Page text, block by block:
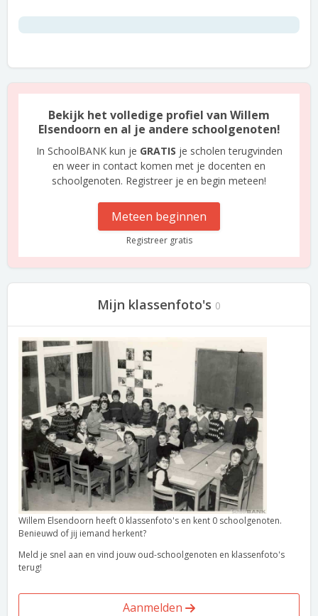
Bekijk het volledige profiel van Willem
Elsendoorn en al je andere schoolgenoten!
In SchoolBANK kun je GRATIS je scholen terugvinden
en weer in contact komen met je docenten en
schoolgenoten. Registreer je en begin meteen!
Meteen beginnen
Registreer gratis
Mijn klassenfoto's 0
Willem Elsendoorn heeft 0 klassenfoto's en kent 0 schoolgenoten.
Benieuwd of jij iemand herkent?
Meld je snel aan en vind jouw oud-schoolgenoten en klassenfoto's
terug!
Aanmelden